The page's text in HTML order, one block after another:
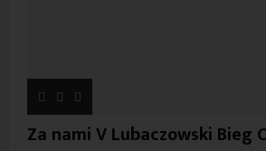
Za nami V Lubaczowski Bieg